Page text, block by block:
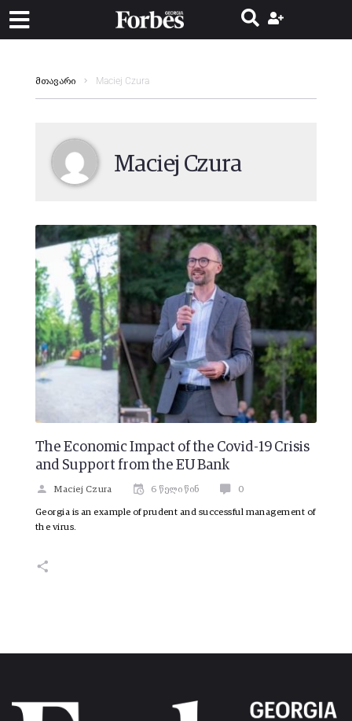
მთავარი Maciej Czura
Maciej Czura
The Economic Impact of the Covid-19 Crisis
and Support from the EU Bank
Maciej Czura 6 წელი წინ 0
Georgia is an example of prudent and successful management of
the virus.